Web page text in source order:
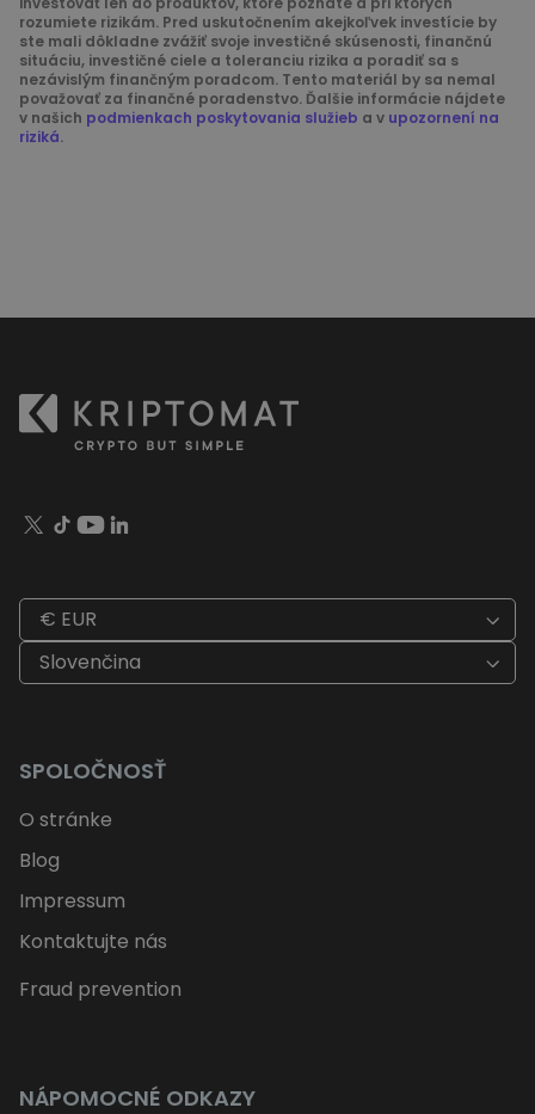
rozumiete rizikám. Pred uskutočnením akejkoľvek investície by
ste mali dôkladne zvážiť svoje investičné skúsenosti, finančnú
situáciu, investičné ciele a toleranciu rizika a poradiť sa s
nezávislým finančným poradcom. Tento materiál by sa nemal
považovať za finančné poradenstvo. Ďalšie informácie nájdete
v našich podmienkach poskytovania služieb a v upozornení na
riziká.
€ EUR
Slovenčina
SPOLOČNOSŤ
O stránke
Blog
Impressum
Kontaktujte nás
Fraud prevention
NÁPOMOCNÉ ODKAZY